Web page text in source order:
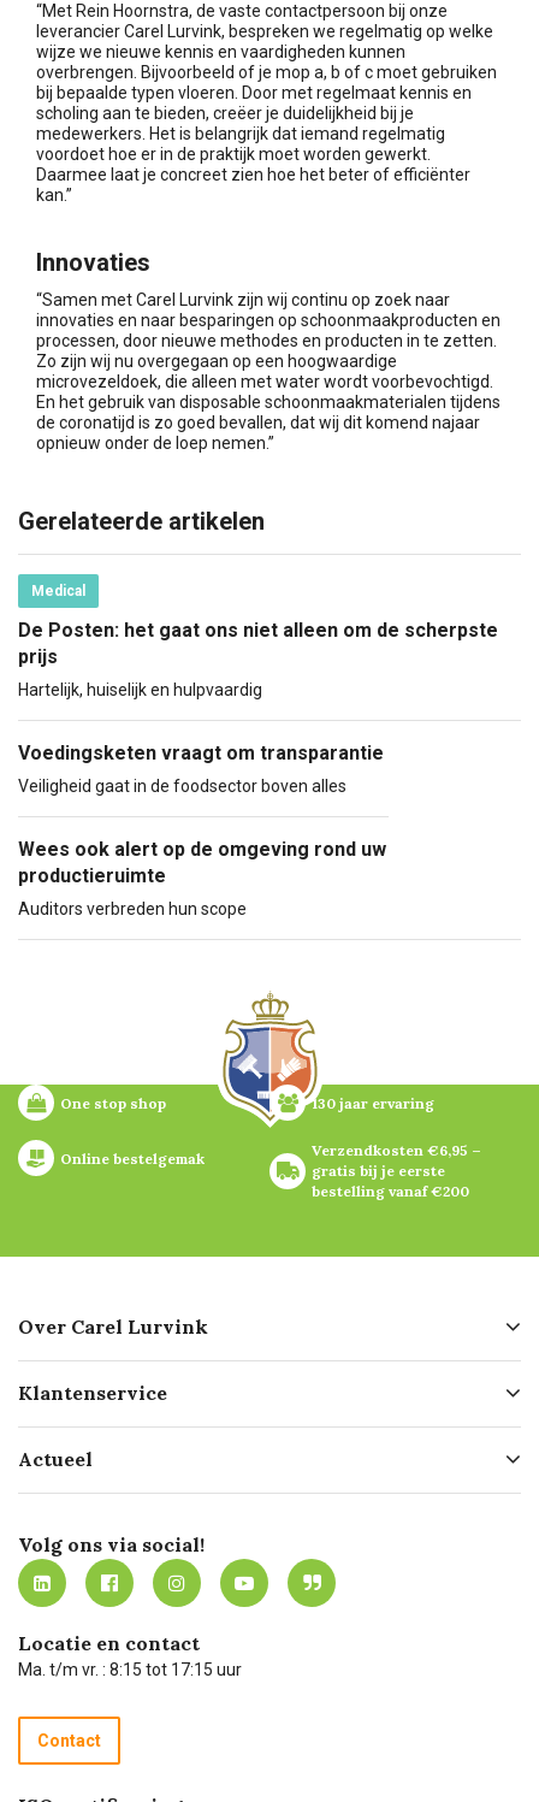
“Met Rein Hoornstra, de vaste contactpersoon bij onze
leverancier Carel Lurvink, bespreken we regelmatig op welke
wijze we nieuwe kennis en vaardigheden kunnen
overbrengen. Bijvoorbeeld of je mop a, b of c moet gebruiken
bij bepaalde typen vloeren. Door met regelmaat kennis en
scholing aan te bieden, creëer je duidelijkheid bij je
medewerkers. Het is belangrijk dat iemand regelmatig
voordoet hoe er in de praktijk moet worden gewerkt.
Daarmee laat je concreet zien hoe het beter of efficiënter
kan.”
Innovaties
“Samen met Carel Lurvink zijn wij continu op zoek naar
innovaties en naar besparingen op schoonmaakproducten en
processen, door nieuwe methodes en producten in te zetten.
Zo zijn wij nu overgegaan op een hoogwaardige
microvezeldoek, die alleen met water wordt voorbevochtigd.
En het gebruik van disposable schoonmaakmaterialen tijdens
de coronatijd is zo goed bevallen, dat wij dit komend najaar
opnieuw onder de loep nemen.”
Gerelateerde artikelen
Medical
De Posten: het gaat ons niet alleen om de scherpste
prijs
Hartelijk, huiselijk en hulpvaardig
Voedingsketen vraagt om transparantie
Veiligheid gaat in de foodsector boven alles
Wees ook alert op de omgeving rond uw
productieruimte
Auditors verbreden hun scope
One stop shop 130 jaar ervaring
Online bestelgemak
Verzendkosten €6,95 –
gratis bij je eerste
bestelling vanaf €200
Over Carel Lurvink
Geschiedenis
Missie
Werken bij Carel Lurvink
MVO
Klantenservice
Bezorgen
Mijn Carel Lurvink
Mijn Carel Lurvink instructievideo's
Carel Lurvink App
Hulp op afstand
Technische dienst
Recycle programma
Betalen
Actueel
Innovation LAB
Tevreden klanten
Carel Lurvink Blog
Carel de podcast
Volg ons via social!
Locatie en contact
Ma. t/m vr. : 8:15 tot 17:15 uur
Contact